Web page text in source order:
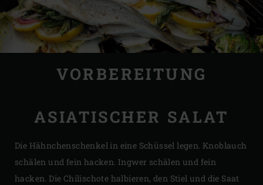
VORBEREITUNG
ASIATISCHER SALAT
Die Hähnchenschenkel in eine Schüssel legen. Knoblauch
schälen und fein hacken. Ingwer schälen und fein
hacken. Die Chilischote halbieren, den Stiel und die Saat